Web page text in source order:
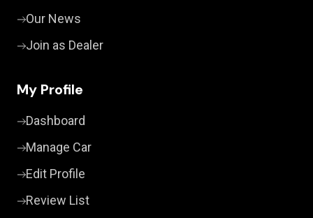
Our News
Join as Dealer
My Profile
Dashboard
Manage Car
Edit Profile
Review List